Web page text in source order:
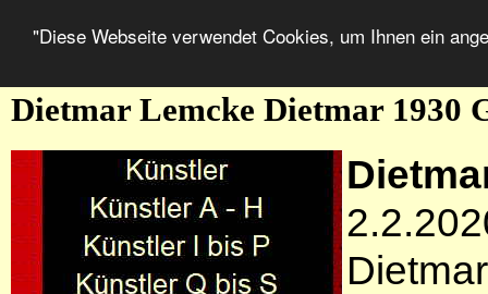
"Diese Webseite verwendet Cookies, um Ihnen ein
Dietmar Lemcke Dietmar 1930